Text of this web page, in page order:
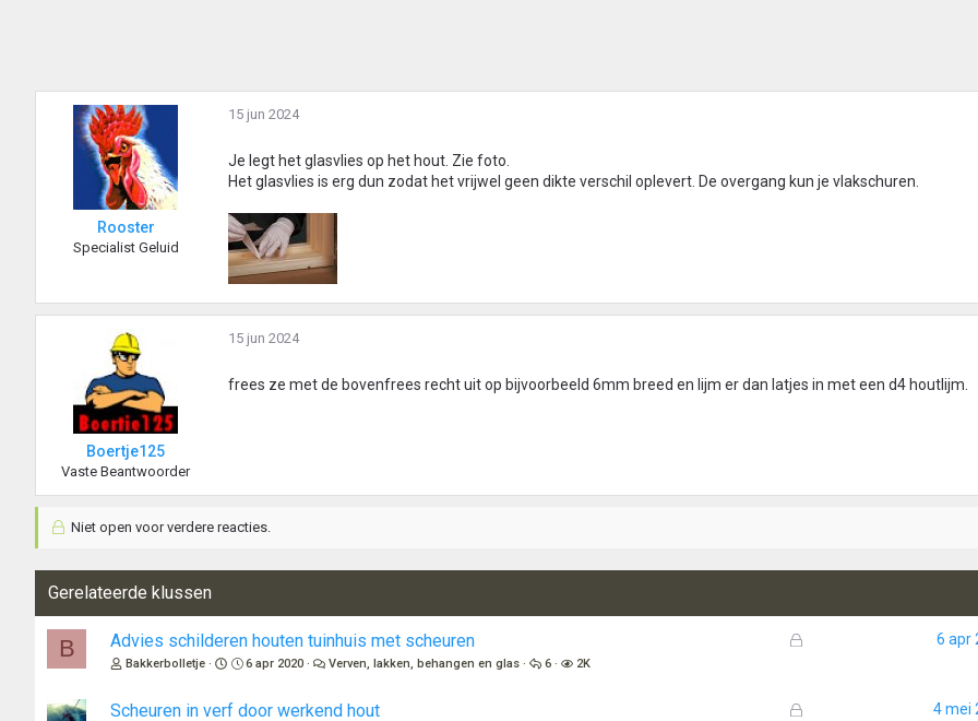
Rooster
Specialist Geluid
15 jun 2024
Je legt het glasvlies op het hout. Zie foto.
Het glasvlies is erg dun zodat het vrijwel geen dikte verschil oplevert. De overgang kun je vlakschuren.
Boertje125
Vaste Beantwoorder
15 jun 2024
frees ze met de bovenfrees recht uit op bijvoorbeeld 6mm breed en lijm er dan latjes in met een d4 houtlijm.
Niet open voor verdere reacties.
Gerelateerde klussen
B
G
Advies schilderen houten tuinhuis met scheuren
Bakkerbolletje 6 apr 2020 Verven, lakken, behangen en glas 6 2K
6 apr
G
Scheuren in verf door werkend hout 4 mei